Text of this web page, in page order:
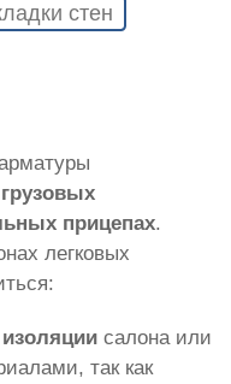
стен
прицепах.
легковых
салона или
так как